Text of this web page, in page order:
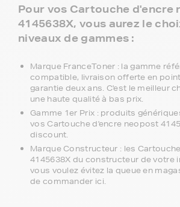
Pour vos Cartouche d'encre
4145638X, vous aurez le
niveaux de gammes :
Marque FranceToner : la gamme
compatible, livraison offerte en
garantie deux ans. C'est le meilleur
une haute qualité à bas prix.
Gamme 1er Prix : produits
vos Cartouche d'encre neopost
discount.
Marque Constructeur : les
4145638X du constructeur de votre
vous voulez évitez la queue en
de commander ici.